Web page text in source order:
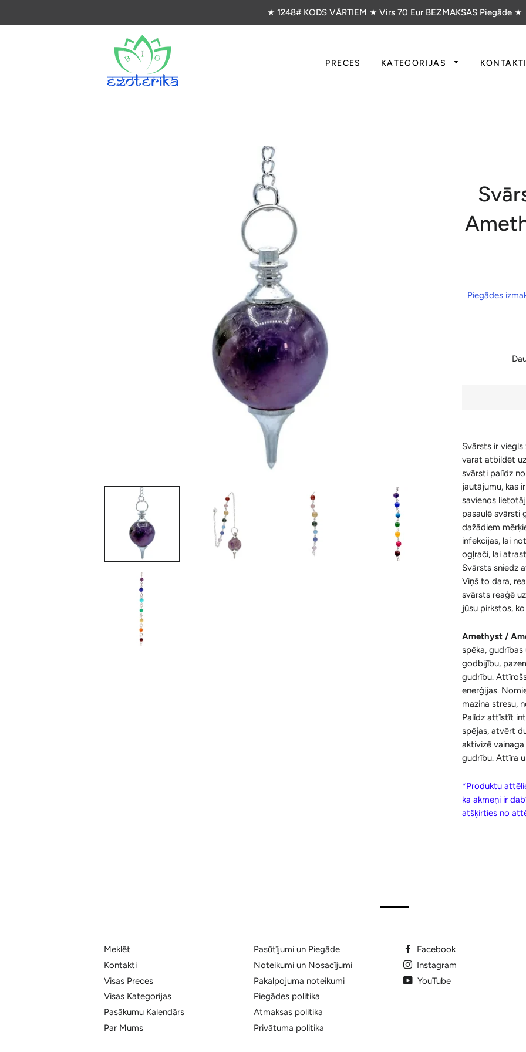
★ 1248# KODS VĀRTIEM ★ Virs 70 Eur BEZMAKSAS Piegāde ★
PRECES KATEGORIJAS KONTAKTI
Piegādes
Svārsts ir viegls
varat atbildēt
svārsti palīdz
jautājumu, kas
savienos
pasaulē svārsti
dažādiem
infekcijas, lai
ogļrači, lai
Svārsts sniedz
Viņš to dara,
svārsts reaģē
jūsu pirkstos,
Amethyst /
spēka, gudrības
godbijību,
gudrību.
enerģijas.
mazina stresu,
Palīdz attīstīt
spējas, atvērt
aktivizē
gudrību. Attīra
*Produktu
ka akmeņi ir
atšķirties no
Meklēt
Kontakti
Visas Preces
Visas Kategorijas
Pasākumu Kalendārs
Par Mums
Pasūtījumi un Piegāde
Noteikumi un Nosacījumi
Pakalpojuma noteikumi
Piegādes politika
Atmaksas politika
Privātuma politika
Facebook
Instagram
YouTube